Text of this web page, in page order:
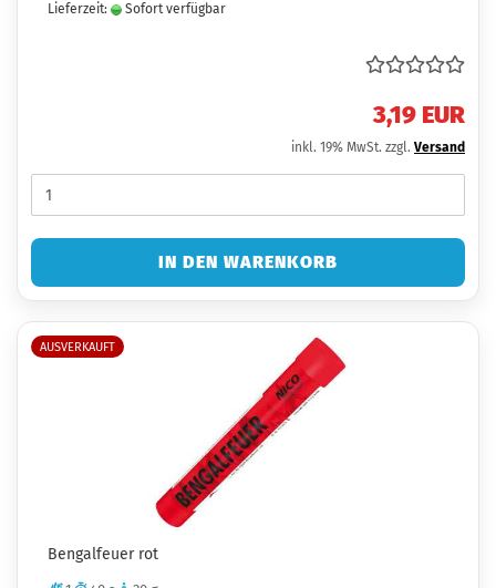
Lieferzeit: Sofort verfügbar
3,19 EUR
inkl. 19% MwSt. zzgl. Versand
IN DEN WARENKORB
AUSVERKAUFT
Bengalfeuer rot